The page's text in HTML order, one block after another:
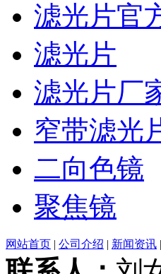
滤光片官
滤光片
滤光片厂
窄带滤光
二向色镜
聚焦镜
网站首页 | 公司介绍 | 新闻资讯 |